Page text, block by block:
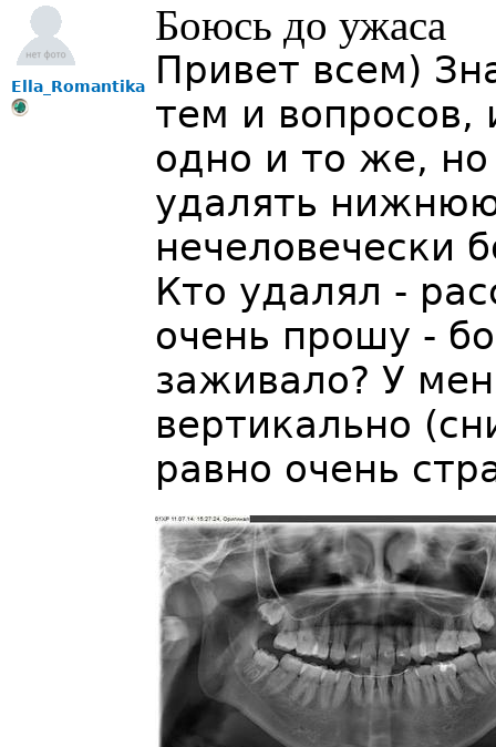
Ella_Romantika
Боюсь до ужаса
Привет всем)
тем и вопросов,
одно и то же,
удалять
нечеловечески
Кто удалял -
очень прошу -
заживало? У
вертикально
равно очень